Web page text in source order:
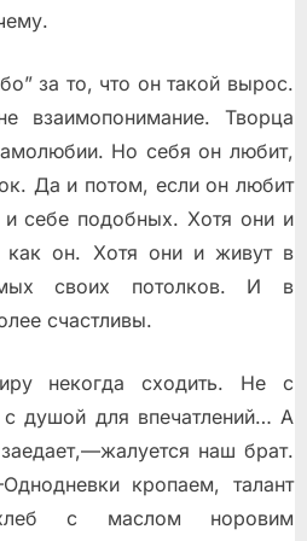
за то, что он такой вырос.
взаимопонимание. Творца
Но себя он любит,
Да и потом, если он любит
и себе подобных. Хотя они и
как он. Хотя они и живут в
своих потолков. И в
счастливы.
некогда сходить. Не с
душой для впечатлений… А
наш брат.
кропаем, талант
с маслом норовим